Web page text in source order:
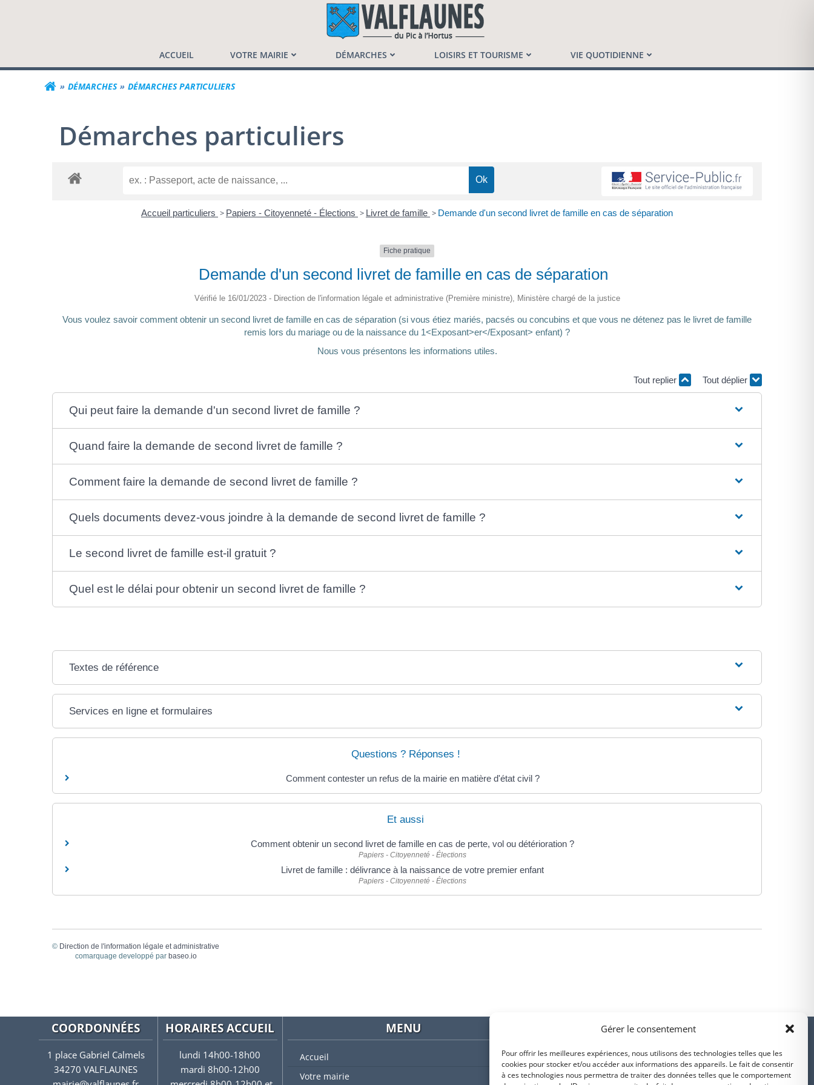
Gérer le consentement
Pour offrir les meilleures expériences, nous utilisons des technologies telles que les
cookies pour stocker et/ou accéder aux informations des appareils. Le fait de consentir
à ces technologies nous permettra de traiter des données telles que le comportement
Commune de Valflaunès
ACCUEIL VOTRE MAIRIE DÉMARCHES LOISIRS ET TOURISME VIE QUOTIDIENNE
DÉMARCHES DÉMARCHES PARTICULIERS
Démarches particuliers
Accueil particuliers > Papiers - Citoyenneté - Élections > Livret de famille > Demande d'un second livret de famille en cas de séparation
Fiche pratique
Demande d'un second livret de famille en cas de séparation
Vérifié le 16/01/2023 - Direction de l'information légale et administrative (Première ministre), Ministère chargé de la justice
Vous voulez savoir comment obtenir un second livret de famille en cas de séparation (si vous étiez mariés, pacsés ou concubins et que vous ne détenez pas le livret de famille
remis lors du mariage ou de la naissance du 1<Exposant>er</Exposant> enfant) ?
Nous vous présentons les informations utiles.
Tout replier Tout déplier
Qui peut faire la demande d'un second livret de famille ?
Quand faire la demande de second livret de famille ?
Comment faire la demande de second livret de famille ?
Quels documents devez-vous joindre à la demande de second livret de famille ?
Le second livret de famille est-il gratuit ?
Quel est le délai pour obtenir un second livret de famille ?
Textes de référence
Services en ligne et formulaires
Questions ? Réponses !
Comment contester un refus de la mairie en matière d'état civil ?
Et aussi
Comment obtenir un second livret de famille en cas de perte, vol ou détérioration ?
Papiers - Citoyenneté - Élections
Livret de famille : délivrance à la naissance de votre premier enfant
Papiers - Citoyenneté - Élections
© Direction de l'information légale et administrative
comarquage developpé par baseo.io
COORDONNÉES
1 place Gabriel Calmels
34270 VALFLAUNES
HORAIRES ACCUEIL
lundi 14h00-18h00
mardi 8h00-12h00
MENU
Accueil
Votre mairie
PARTENAIRES